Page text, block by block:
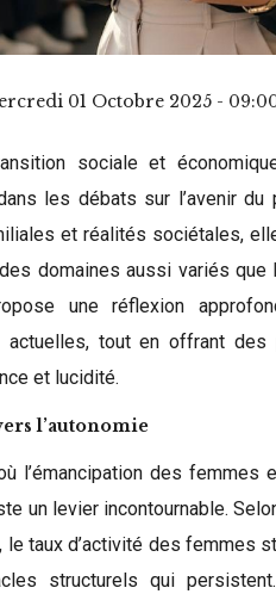
01 Octobre 2025 -
sociale et
les débats sur l’avenir du
et réalités sociétales,
domaines aussi variés que
une réflexion
actuelles, tout en offrant des
et lucidité.
l’autonomie
l’émancipation des femmes
un levier incontournable.
taux d’activité des femmes
structurels qui